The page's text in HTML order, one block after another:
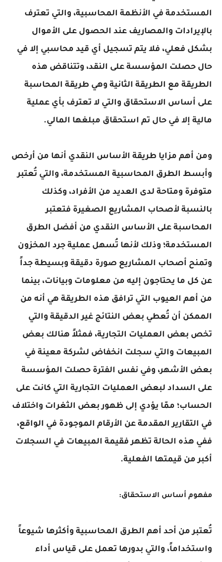
المستخدمة في الأنظمة المحاسبية، والتي تعترف
بالإيرادات والمصاريف عند الحصول على الأموال
بشكل فعلي، فلا يتم تسجيل أي قيد محاسبي إلا في
حال حصلت المؤسسة على النقد، وتتناقض هذه
الطريقة مع الطريقة الثانية وهي طريقة المحاسبة
على أساس الاستحقاق والتي لا تعترف بأي عملية
مالية إلا في حال تم استحقاق مبلغها المالي.
ومن أهم مزايا طريقة الأساس النقدي أنها من أرخص
وأبسط الطرق المحاسبية المستخدمة، والتي تُعتبر
متوفرة ومتاحة لدى العديد من الأفراد، وكذلك
بالنسبة لأصحاب المشاريع الصغيرة فتعتبر
المحاسبة على الأساس النقدي من أفضل الطرق
المستخدمة؛ وذلك لأنها تُسهل عملية جرد المخزون
وتمنح أصحاب المشاريع صورة دقيقة وبسيطة جداً
عن كل ما يحتاجون إليه من معلومات وبيانات، بينما
من أهم العيوب التي ترافق هذه الطريقة هي أنه من
الممكن أن تُعطي بعض النتائج غير الدقيقة والتي
تخص بعض العمليات التجارية، فمثلاً هنالك بعض
المبيعات والتي سجلت انخفاض لشركة معينة في
بعض الأشهر، وفي نفس الفترة حصلت المؤسسة
على السداد لبعض العمليات التجارية التي كانت على
الحساب؛ ممّا يؤدي إلى ظهور بعض الثغرات واختلاف
في التقارير المقدمة عن الأرقام الموجودة في الواقع،
ففي هذه الحالة تظهر فقيمة المبيعات في السجلات
أكبر من قيمتها الفعلية.
مفهوم أساس الاستحقاق:
تُعتبر من أحد أهم الطرق المحاسبية وأكثرها شيوعاً
واستخداماً، والتي بدورها تعمل على قياس أداء